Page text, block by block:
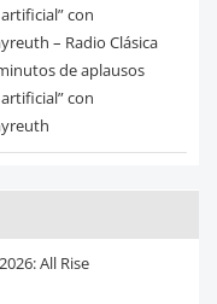
con
– Radio Clásica
de aplausos
con
All Rise